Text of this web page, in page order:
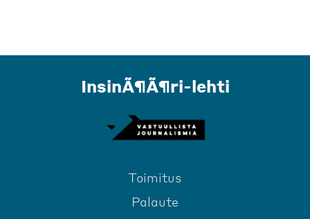
InsinÃ¶Ã¶ri-lehti
Toimitus
Palaute